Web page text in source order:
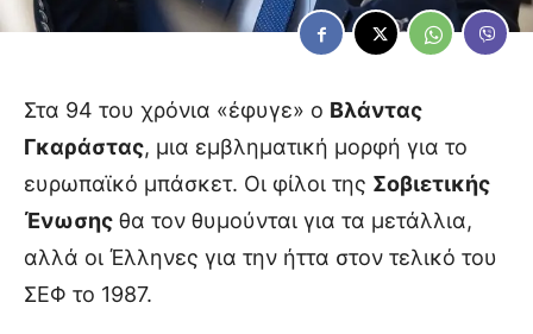
Στα 94 του χρόνια «έφυγε» ο Βλάντας
Γκαράστας, μια εμβληματική μορφή για το
ευρωπαϊκό μπάσκετ. Οι φίλοι της Σοβιετικής
Ένωσης θα τον θυμούνται για τα μετάλλια,
αλλά οι Έλληνες για την ήττα στον τελικό του
ΣΕΦ το 1987.